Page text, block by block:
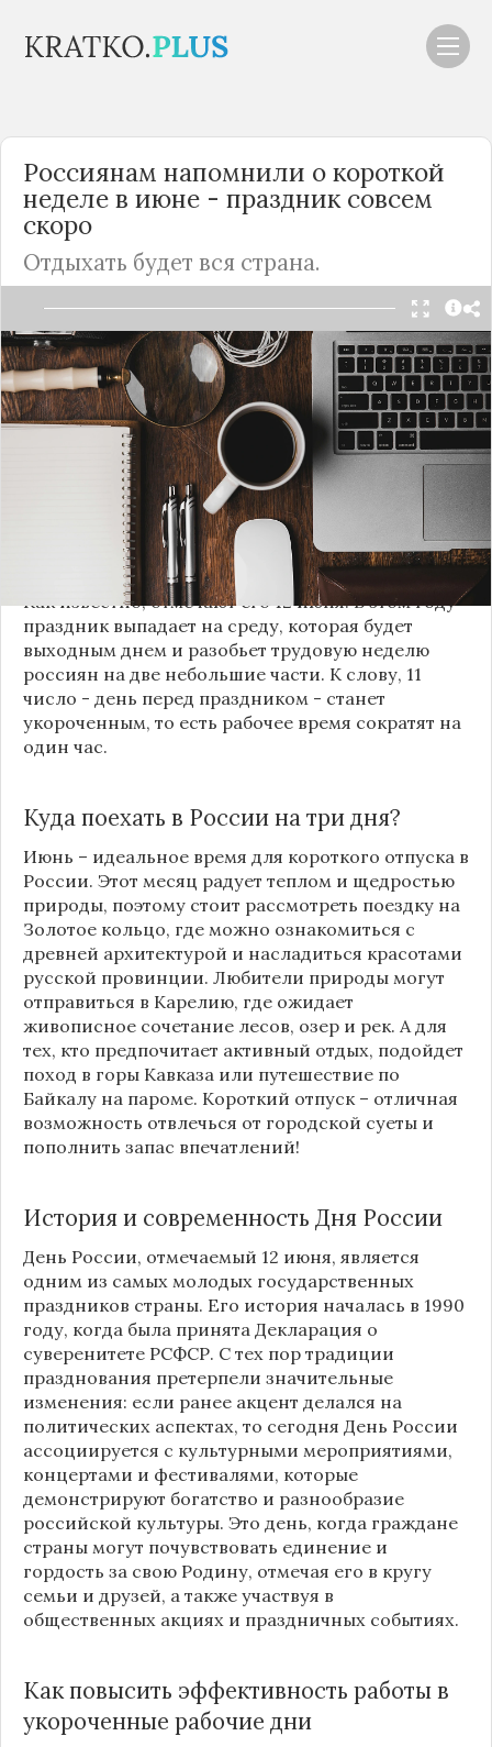
Россиянам напомнили о короткой
неделе в июне - праздник совсем
скоро
Отдыхать будет вся страна.
Читать в Telegram
Длинные майские праздники уже позади, а
летом у россиян почти нет дополнительных
выходных. Лишь один праздничный день
приходится на начало июня, и попадает он на
середину недели, которая будет укороченной.
Речь идет про главный государственный
праздник - День России
Как известно, отмечают его 12 июня. В этом году
праздник выпадает на среду, которая будет
выходным днем и разобьет трудовую неделю
россиян на две небольшие части. К слову, 11
число - день перед праздником - станет
укороченным, то есть рабочее время сократят на
один час.
Куда поехать в Россиина три дня?
Июнь – идеальное время для короткого отпуска в
России. Этот месяц радует теплом и щедростью
природы, поэтому стоит рассмотреть поездку на
Золотое кольцо, где можно ознакомиться с
древней архитектурой и насладиться красотами
русской провинции. Любители природы могут
отправиться в Карелию, где ожидает
живописное сочетание лесов, озер и рек. А для
тех, кто предпочитает активный отдых, подойдет
поход в горы Кавказа или путешествие по
Байкалу на пароме. Короткий отпуск – отличная
возможность отвлечься от городской суеты и
пополнить запас впечатлений!
История и современность Дня России
День России, отмечаемый 12 июня, является
одним из самых молодых государственных
праздников страны. Его история началась в 1990
году, когда была принята Декларация о
суверенитете РСФСР. С тех пор традиции
празднования претерпели значительные
изменения: если ранее акцент делался на
политических аспектах, то сегодня День России
ассоциируется с культурными мероприятиями,
концертами и фестивалями, которые
демонстрируют богатство и разнообразие
российской культуры. Это день, когда граждане
страны могут почувствовать единение и
гордость за свою Родину, отмечая его в кругу
семьи и друзей, а также участвуя в
общественных акциях и праздничных событиях.
Как повысить эффективность работы в
укороченные рабочие дни